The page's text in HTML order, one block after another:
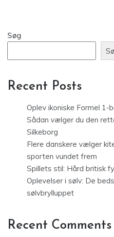
Søg
Recent Posts
Oplev ikoniske Formel 1-
Sådan vælger du den
Silkeborg
Flere danskere vælger
sporten vundet frem
Spillets stil: Hård britisk
Oplevelser i sølv: De
sølvbrylluppet
Recent Comments